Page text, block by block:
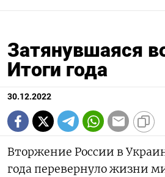
Затянувшаяся
Итоги года
30.12.2022
Вторжение России в
года перевернуло жизни